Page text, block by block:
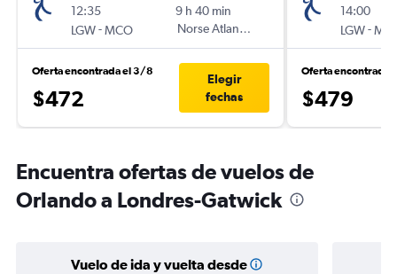
12:35
LGW-MCO
9 h 40 min
Norse Atlantic UK
Oferta encontrada el 3/8
$472
Elegir
fechas
14:00
LGW-
Oferta encontrada
$479
Encuentra ofertas de vuelos de
Orlando a Londres-Gatwick
Vuelo de ida y vuelta desde